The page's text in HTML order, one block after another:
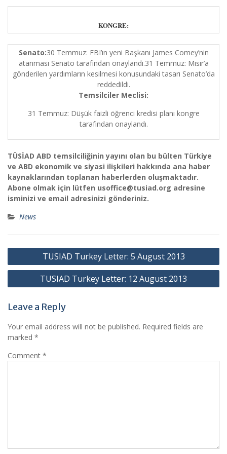
KONGRE:
Senato:30 Temmuz: FBI’ın yeni Başkanı James Comey’nin
atanması Senato tarafından onaylandı.31 Temmuz: Mısır’a
gönderilen yardımların kesilmesi konusundaki tasarı Senato’da
reddedildi.
Temsilciler Meclisi:
31 Temmuz: Düşük faizli öğrenci kredisi planı kongre
tarafından onaylandı.
TÜSİAD ABD temsilciliğinin yayını olan bu bülten Türkiye
ve ABD ekonomik ve siyasi ilişkileri hakkında ana haber
kaynaklarından toplanan haberlerden oluşmaktadır.
Abone olmak için lütfen usoffice@tusiad.org adresine
isminizi ve email adresinizi gönderiniz.
News
Post
navigation
TUSIAD Turkey Letter: 5 August 2013
TUSIAD Turkey Letter: 12 August 2013
Leave a Reply
Your email address will not be published. Required fields are
marked *
Comment *